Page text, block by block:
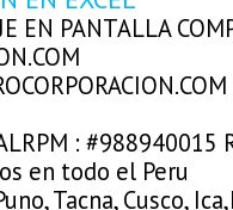
EN PANTALLA
: #988940015
en todo el Peru
Tacna, Cusco,